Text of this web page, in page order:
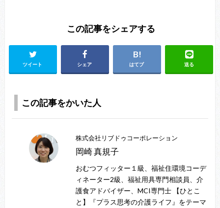
この記事をシェアする
ツイート シェア はてブ 送る
この記事をかいた人
株式会社リブドゥコーポレーション
岡崎 真規子
おむつフィッター１級、福祉住環境コーデ
ィネーター2級、福祉用具専門相談員、介
護食アドバイザー、MCI専門士 【ひとこ
と】『プラス思考の介護ライフ』をテーマ